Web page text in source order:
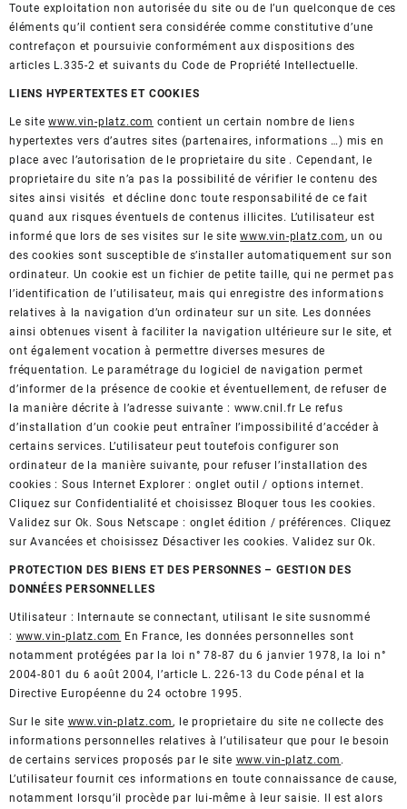
Toute exploitation non autorisée du site ou de l’un quelconque de ces
éléments qu’il contient sera considérée comme constitutive d’une
contrefaçon et poursuivie conformément aux dispositions des
articles L.335-2 et suivants du Code de Propriété Intellectuelle.
LIENS HYPERTEXTES ET COOKIES
Le sitewww.vin-platz.com contient un certain nombre de liens
hypertextes vers d’autres sites (partenaires, informations …) mis en
place avec l’autorisation de le proprietaire du site . Cependant, le
proprietaire du site n’a pas la possibilité de vérifier le contenu des
sites ainsi visités et décline donc toute responsabilité de ce fait
quand aux risques éventuels de contenus illicites. L’utilisateur est
informé que lors de ses visites sur le sitewww.vin-platz.com , un ou
des cookies sont susceptible de s’installer automatiquement sur son
ordinateur. Un cookie est un fichier de petite taille, qui ne permet pas
l’identification de l’utilisateur, mais qui enregistre des informations
relatives à la navigation d’un ordinateur sur un site. Les données
ainsi obtenues visent à faciliter la navigation ultérieure sur le site, et
ont également vocation à permettre diverses mesures de
fréquentation. Le paramétrage du logiciel de navigation permet
d’informer de la présence de cookie et éventuellement, de refuser de
la manière décrite à l’adresse suivante : www.cnil.fr Le refus
d’installation d’un cookie peut entraîner l’impossibilité d’accéder à
certains services. L’utilisateur peut toutefois configurer son
ordinateur de la manière suivante, pour refuser l’installation des
cookies : Sous Internet Explorer : onglet outil / options internet.
Cliquez sur Confidentialité et choisissez Bloquer tous les cookies.
Validez sur Ok. Sous Netscape : onglet édition / préférences. Cliquez
sur Avancées et choisissez Désactiver les cookies. Validez sur Ok.
PROTECTION DES BIENS ET DES PERSONNES – GESTION DES
DONNÉES PERSONNELLES
Utilisateur : Internaute se connectant, utilisant le site susnommé
: www.vin-platz.com En France, les données personnelles sont
notamment protégées par la loi n° 78-87 du 6 janvier 1978, la loi n°
2004-801 du 6 août 2004, l’article L. 226-13 du Code pénal et la
Directive Européenne du 24 octobre 1995.
Sur le site www.vin-platz.com , le proprietaire du site ne collecte des
informations personnelles relatives à l’utilisateur que pour le besoin
de certains services proposés par le site www.vin-platz.com .
L’utilisateur fournit ces informations en toute connaissance de cause,
notamment lorsqu’il procède par lui-même à leur saisie. Il est alors